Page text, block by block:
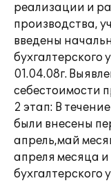
реализации и
производства,
введены
бухгалтерского
01.04.08г.
себестоимости
2 этап: В
были внесены
апрель,май
апреля месяца
бухгалтерского